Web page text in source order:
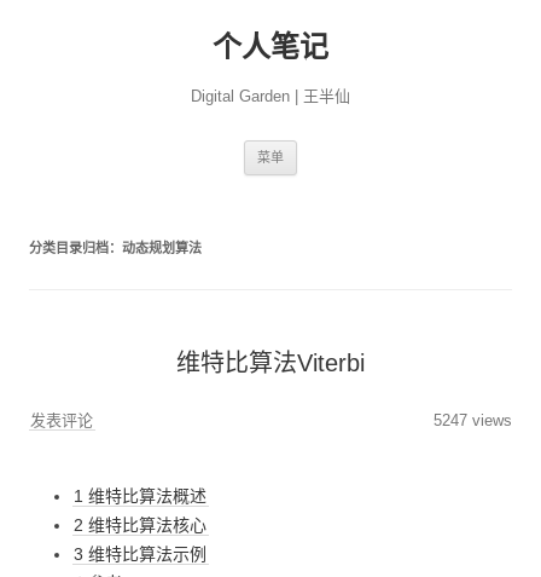
个人笔记
Digital Garden | 王半仙
菜单
分类目录归档： 动态规划算法
维特比算法Viterbi
发表评论 5247 views
1 维特比算法概述
2 维特比算法核心
3 维特比算法示例